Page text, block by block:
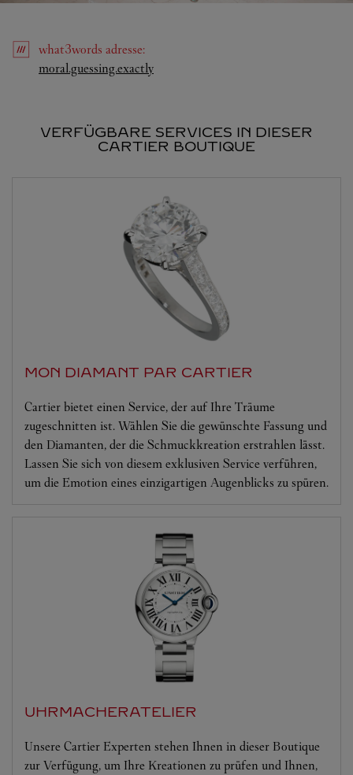
what3words adresse:
moral.guessing.exactlyLink Opens in New Tab
VERFÜGBARE SERVICES IN DIESER
CARTIER BOUTIQUE
MON DIAMANT PAR CARTIER
Cartier bietet einen Service, der auf Ihre Träume
zugeschnitten ist. Wählen Sie die gewünschte Fassung und
den Diamanten, der die Schmuckkreation erstrahlen lässt.
Lassen Sie sich von diesem exklusiven Service verführen,
um die Emotion eines einzigartigen Augenblicks zu spüren.
UHRMACHERATELIER
Unsere Cartier Experten stehen Ihnen in dieser Boutique
zur Verfügung, um Ihre Kreationen zu prüfen und Ihnen,